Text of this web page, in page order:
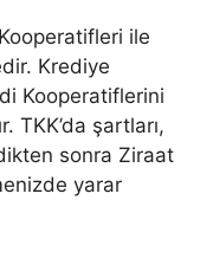
ile
Krediye
Kooperatiflerini
TKK’da şartları,
sonra Ziraat
yarar